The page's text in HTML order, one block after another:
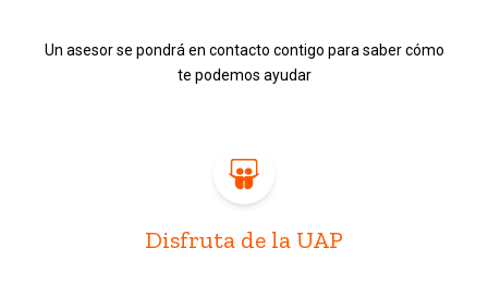
Un asesor se pondrá en contacto contigo para saber cómo
te podemos ayudar
Disfruta de la UAP